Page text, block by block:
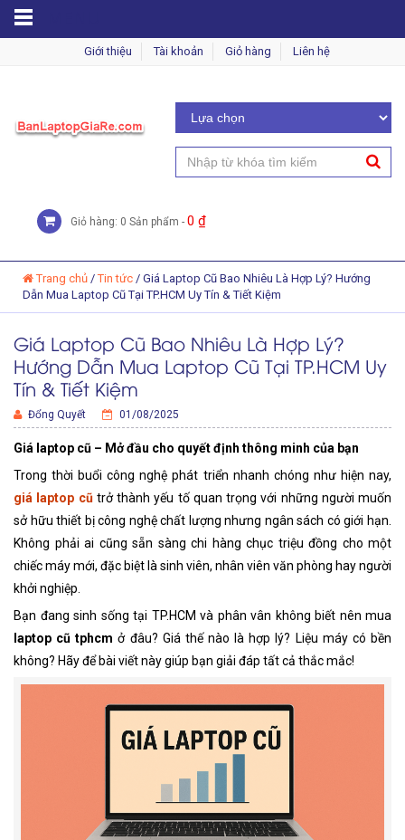
Giới thiệu Tài khoản Giỏ hàng Liên hệ
Giỏ hàng: 0 Sản phẩm - 0 ₫
Trang chủ /Tin tức / Giá Laptop Cũ Bao Nhiêu Là Hợp Lý? Hướng
Dẫn Mua Laptop Cũ Tại TP.HCM Uy Tín & Tiết Kiệm
Giá Laptop Cũ Bao Nhiêu Là Hợp Lý?
Hướng Dẫn Mua Laptop Cũ Tại TP.HCM Uy
Tín & Tiết Kiệm
Đổng Quyết 01/08/2025
Giá laptop cũ – Mở đầu cho quyết định thông minh của bạn
Trong thời buổi công nghệ phát triển nhanh chóng như hiện nay,
giá laptop cũtrở thành yếu tố quan trọng với những người muốn
sở hữu thiết bị công nghệ chất lượng nhưng ngân sách có giới hạn.
Không phải ai cũng sẵn sàng chi hàng chục triệu đồng cho một
chiếc máy mới, đặc biệt là sinh viên, nhân viên văn phòng hay người
khởi nghiệp.
Bạn đang sinh sống tại TP.HCM và phân vân không biết nên mua
laptop cũ tphcm ở đâu? Giá thế nào là hợp lý? Liệu máy có bền
không? Hãy để bài viết này giúp bạn giải đáp tất cả thắc mắc!